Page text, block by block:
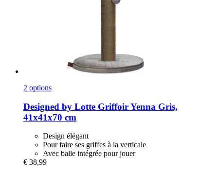
2 options
Designed by Lotte Griffoir Yenna Gris,
41x41x70 cm
Design élégant
Pour faire ses griffes à la verticale
Avec balle intégrée pour jouer
€ 38,99